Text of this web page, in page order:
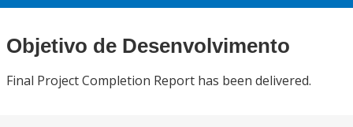
Objetivo de Desenvolvimento
Final Project Completion Report has been delivered.